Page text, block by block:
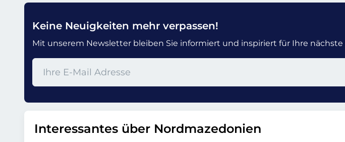
Keine Neuigkeiten mehr verpassen!
Mit unserem Newsletter bleiben Sie informiert und inspiriert für Ihre nächste
Interessantes über Nordmazedonien